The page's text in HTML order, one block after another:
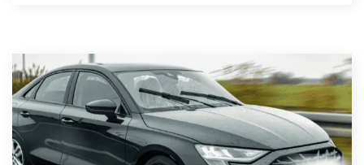
Buick
Byd
Cadillac